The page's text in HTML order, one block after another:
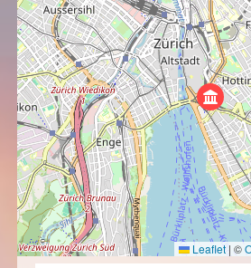
Leaflet | ©